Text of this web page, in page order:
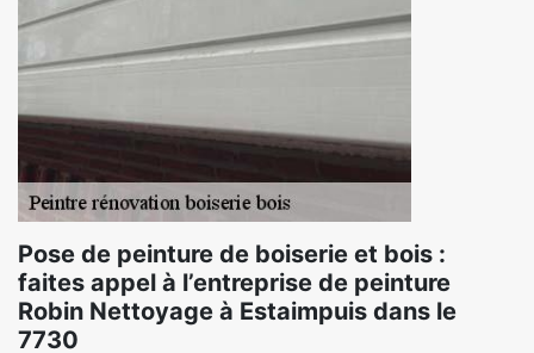
Pose de peinture de boiserie et bois :
faites appel à l’entreprise de peinture
Robin Nettoyage à Estaimpuis dans le
7730